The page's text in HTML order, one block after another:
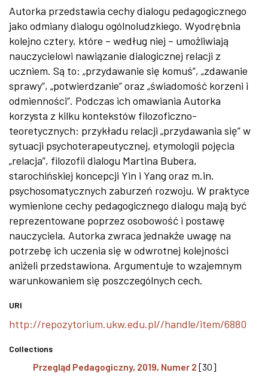
Autorka przedstawia cechy dialogu pedagogicznego
jako odmiany dialogu ogólnoludzkiego. Wyodrębnia
kolejno cztery, które – według niej – umożliwiają
nauczycielowi nawiązanie dialogicznej relacji z
uczniem. Są to: „przydawanie się komuś”, „zdawanie
sprawy”, „potwierdzanie” oraz „świadomość korzeni i
odmienności”. Podczas ich omawiania Autorka
korzysta z kilku kontekstów filozoficzno-
teoretycznych: przykładu relacji „przydawania się” w
sytuacji psychoterapeutycznej, etymologii pojęcia
„relacja”, filozofii dialogu Martina Bubera,
starochińskiej koncepcji Yin i Yang oraz m.in.
psychosomatycznych zaburzeń rozwoju. W praktyce
wymienione cechy pedagogicznego dialogu mają być
reprezentowane poprzez osobowość i postawę
nauczyciela. Autorka zwraca jednakże uwagę na
potrzebę ich uczenia się w odwrotnej kolejności
aniżeli przedstawiona. Argumentuje to wzajemnym
warunkowaniem się poszczególnych cech.
URI
http://repozytorium.ukw.edu.pl//handle/item/6880
Collections
Przegląd Pedagogiczny, 2019, Numer 2 [30]